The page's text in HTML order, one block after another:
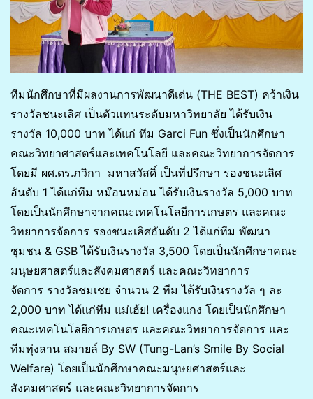
ทีมนักศึกษาที่มีผลงานการพัฒนาดีเด่น (THE BEST) คว้าเงิน
รางวัลชนะเลิศ เป็นตัวแทนระดับมหาวิทยาลัย ได้รับเงิน
รางวัล 10,000 บาท ได้แก่ ทีม Garci Fun ซึ่งเป็นนักศึกษา
คณะวิทยาศาสตร์และเทคโนโลยี และคณะวิทยาการจัดการ
โดยมี ผศ.ดร.ภวิกา มหาสวัสดิ์ เป็นที่ปรึกษา รองชนะเลิศ
อันดับ 1 ได้แก่ทีม หม๊อนหม่อน ได้รับเงินรางวัล 5,000 บาท
โดยเป็นนักศึกษาจากคณะเทคโนโลยีการเกษตร และคณะ
วิทยาการจัดการ รองชนะเลิศอันดับ 2 ได้แก่ทีม พัฒนา
ชุมชน & GSB ได้รับเงินรางวัล 3,500 โดยเป็นนักศึกษาคณะ
มนุษยศาสตร์และสังคมศาสตร์ และคณะวิทยาการ
จัดการ รางวัลชมเชย จำนวน 2 ทีม ได้รับเงินรางวัล ๆ ละ
2,000 บาท ได้แก่ทีม แม่เฮ้ย! เครื่องแกง โดยเป็นนักศึกษา
คณะเทคโนโลยีการเกษตร และคณะวิทยาการจัดการ และ
ทีมทุ่งลาน สมายล์ By SW (Tung-Lan’s Smile By Social
Welfare) โดยเป็นนักศึกษาคณะมนุษยศาสตร์และ
สังคมศาสตร์ และคณะวิทยาการจัดการ